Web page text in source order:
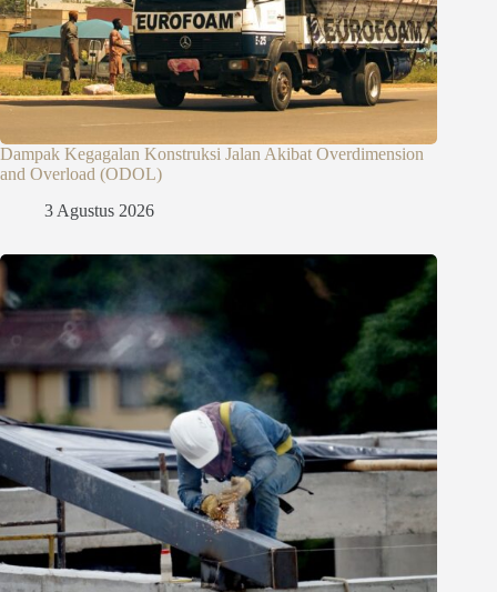
Dampak Kegagalan Konstruksi Jalan Akibat Overdimension
and Overload (ODOL)
3 Agustus 2026